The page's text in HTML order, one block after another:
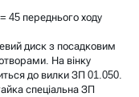
45 переднього ходу
диск з посадковим
На вінку
до вилки ЗП 01.050.
спеціальна ЗП